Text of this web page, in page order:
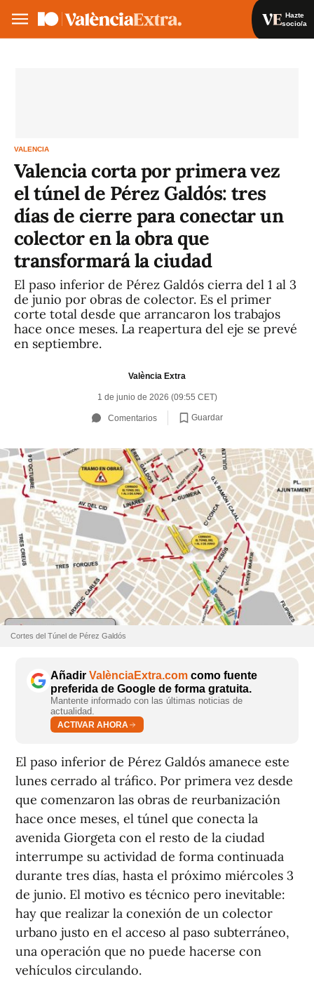
Hazte
socio/a
VALENCIA
Valencia corta por primera vez
el túnel de Pérez Galdós: tres
días de cierre para conectar un
colector en la obra que
transformará la ciudad
El paso inferior de Pérez Galdós cierra del 1 al 3
de junio por obras de colector. Es el primer
corte total desde que arrancaron los trabajos
hace once meses. La reapertura del eje se prevé
en septiembre.
València Extra
1 de junio de 2026 (09:55 CET)
Comentarios Guardar
Cortes del Túnel de Pérez Galdós
Añadir ValènciaExtra.com como fuente
preferida de Google de forma gratuita.
Mantente informado con las últimas noticias de
actualidad.
ACTIVAR AHORA
El paso inferior de Pérez Galdós amanece este
lunes cerrado al tráfico. Por primera vez desde
que comenzaron las obras de reurbanización
hace once meses, el túnel que conecta la
avenida Giorgeta con el resto de la ciudad
interrumpe su actividad de forma continuada
durante tres días, hasta el próximo miércoles 3
de junio. El motivo es técnico pero inevitable:
hay que realizar la conexión de un colector
urbano justo en el acceso al paso subterráneo,
una operación que no puede hacerse con
vehículos circulando.